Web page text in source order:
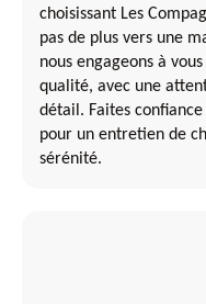
choisissant Les
pas de plus vers une
nous engageons à
qualité, avec une
détail. Faites
pour un entretien de
sérénité.